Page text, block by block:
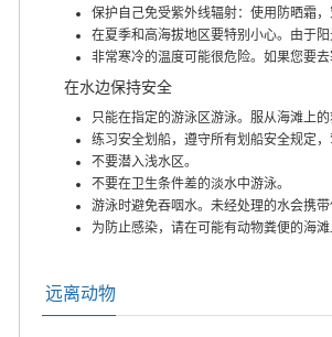
保护自己免受紫外线辐射：使用防晒霜
在夏季和高海拔地区要特别小心。由于
非常寒冷的温度可能很危险。如果您要
在水边保持安全
只能在指定的游泳区游泳。服从海滩上的
练习安全划船，遵守所有划船安全规定
不要潜入浅水区。
不要在卫生条件差的淡水中游泳。
游泳时避免吞咽水。未经处理的水会携带
为防止感染，请在可能有动物粪便的海滩
远离动物